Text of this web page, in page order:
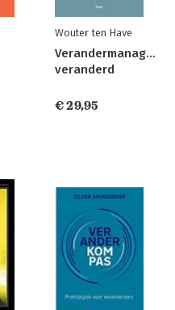
Wouter ten Have
Verandermanagement
veranderd
€ 29,95